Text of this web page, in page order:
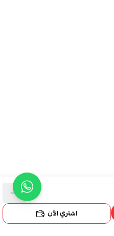
اشتري الآن